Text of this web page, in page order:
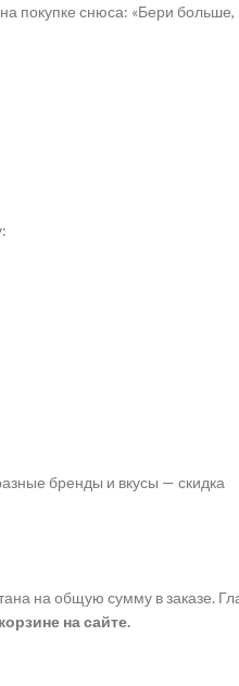
покупке снюса: «Бери больше,
бренды и вкусы — скидка
на общую сумму в заказе.
на сайте.